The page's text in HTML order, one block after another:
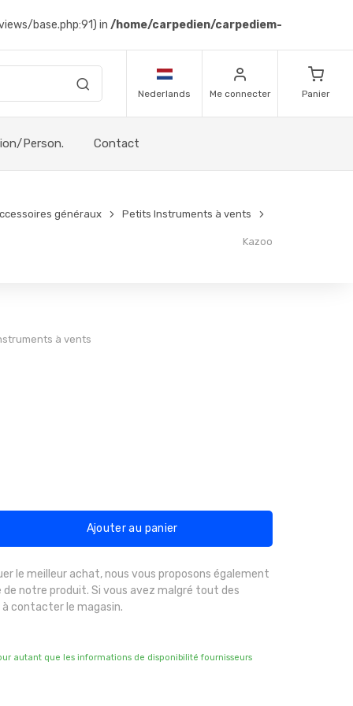
base.php:91) in /home/carpedien/carpediem-
Nederlands Me connecter Panier
Person. Contact
généraux Petits Instruments à vents
Kazoo
à vents
Ajouter au panier
le meilleur achat, nous vous proposons également
notre produit. Si vous avez malgré tout des
contacter le magasin.
autant que les informations de disponibilité fournisseurs